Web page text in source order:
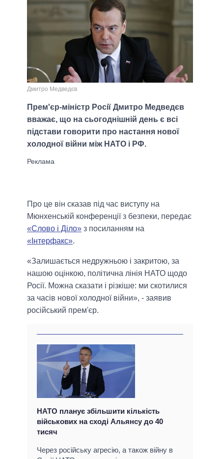
Дмитро Медведєв
Прем'єр-міністр Росії Дмитро Медведєв
вважає, що на сьогоднішній день є всі
підстави говорити про настання нової
холодної війни між НАТО і РФ.
Про це він сказав під час виступу на
Мюнхенській конференції з безпеки, передає
«Слово і Діло» з посиланням на
«Інтерфакс».
«Залишається недружньою і закритою, за
нашою оцінкою, політична лінія НАТО щодо
Росії. Можна сказати і різкіше: ми скотилися
за часів нової холодної війни», - заявив
російський прем'єр.
НАТО планує збільшити кількість
військових на сході Альянсу до 40
тисяч
Через російську агресію, а також війну в